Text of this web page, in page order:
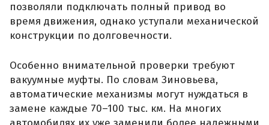
позволяли подключать полный привод во
время движения, однако уступали механической
конструкции по долговечности.
Особенно внимательной проверки требуют
вакуумные муфты. По словам Зиновьева,
автоматические механизмы могут нуждаться в
замене каждые 70–100 тыс. км. На многих